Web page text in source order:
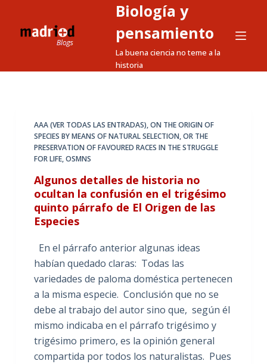
a
Biología y
pensamiento
La buena ciencia no teme a la
historia
AAA (VER TODAS LAS ENTRADAS),ON THE ORIGIN OF
SPECIES BY MEANS OF NATURAL SELECTION,OR THE
PRESERVATION OF FAVOURED RACES IN THE STRUGGLE
FOR LIFE,OSMNS
Algunos detalles de historia no
ocultan la confusión en el trigésimo
quinto párrafo de El Origen de las
Especies
En el párrafo anterior algunas ideas
habían quedado claras: Todas las
variedades de paloma doméstica pertenecen
a la misma especie. Conclusión que no se
debe al trabajo del autor sino que, según él
mismo indicaba en el párrafo trigésimo y
trigésimo primero, es la opinión general
compartida por todos los naturalistas. Pues